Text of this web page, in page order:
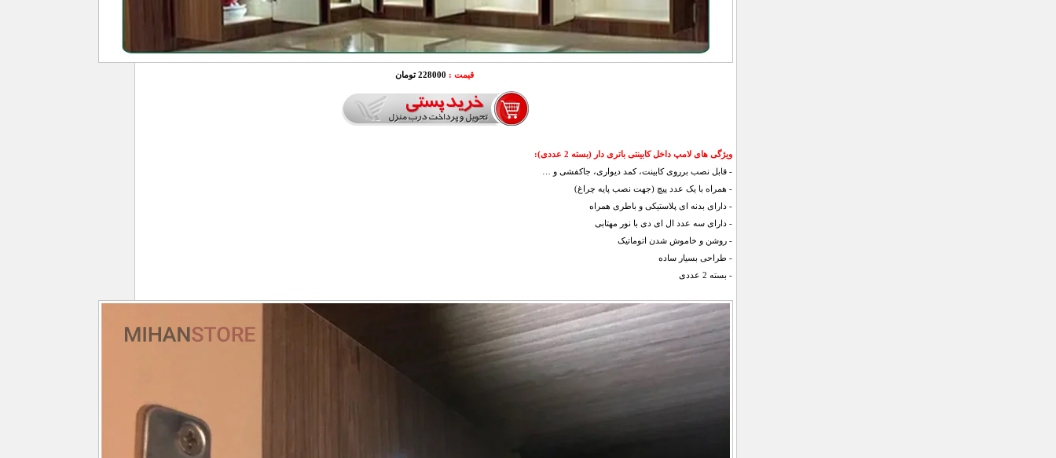
قیمت : 228000 تومان
ویژگی های لامپ داخل کابینتی باتری دار (بسته 2 عددی):
- قابل نصب برروی کابینت، کمد دیواری، جاکفشی و …
- همراه با یک عدد پیچ (جهت نصب پایه چراغ)
- دارای بدنه ای پلاستیکی و باطری همراه
- دارای سه عدد ال ای دی با نور مهتابی
- روشن و خاموش شدن اتوماتیک
- طراحی بسیار ساده
- بسته 2 عددی